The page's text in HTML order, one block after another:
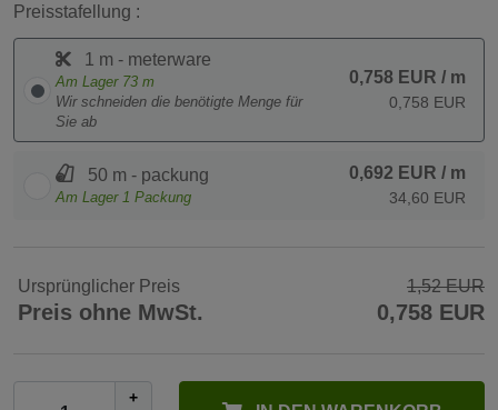
Preisstafellung :
1 m - meterware
Am Lager 73 m
Wir schneiden die benötigte Menge für
Sie ab
0,758 EUR / m
0,758 EUR
50 m - packung
Am Lager 1 Packung
0,692 EUR / m
34,60 EUR
Ursprünglicher Preis 1,52 EUR
Preis ohne MwSt. 0,758 EUR
+